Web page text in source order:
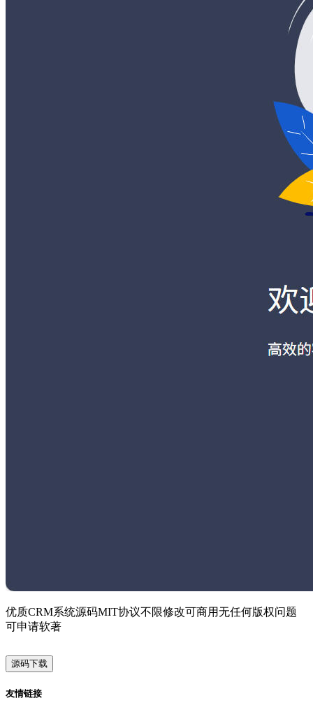
优质CRM系统源码MIT协议不限修改可商用无任何版权问题
可申请软著
源码下载
友情链接